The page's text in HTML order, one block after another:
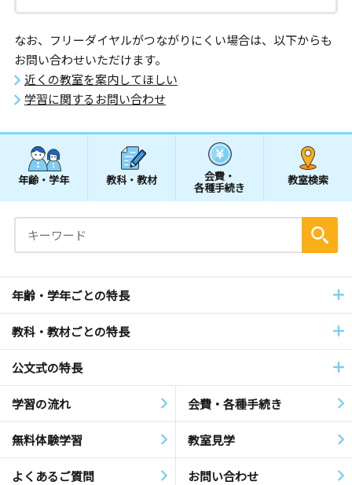
なお、フリーダイヤルがつながりにくい場合は、以下からも
お問い合わせいただけます。
近くの教室を案内してほしい
学習に関するお問い合わせ
年齢・学年 教科・教材 会費・
各種手続き
教室検索
年齢・学年ごとの特長
教科・教材ごとの特長
公文式の特長
学習の流れ 会費・各種手続き
無料体験学習 教室見学
よくあるご質問 お問い合わせ